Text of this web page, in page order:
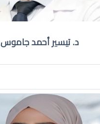
د. تيسير أحمد جاموس